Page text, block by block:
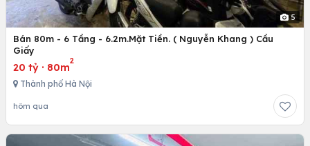
5
Bán 80m - 6 Tầng - 6.2m.Mặt Tiền. ( Nguyễn Khang ) Cầu
Giấy
20 tỷ · 80m
2
Thành phố Hà Nội
hôm qua